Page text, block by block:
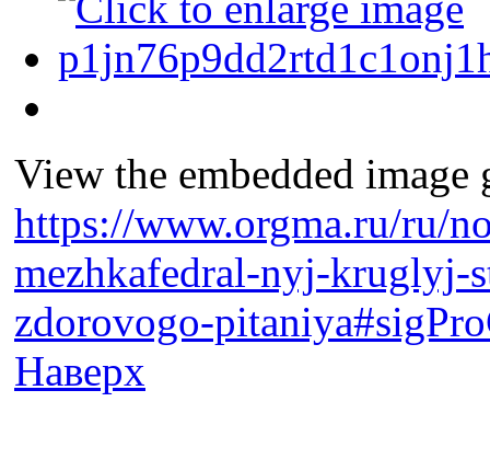
View the embedded
https://www.orgma.ru/ru/
mezhkafedral-nyj-kruglyj-
zdorovogo-
Наверх